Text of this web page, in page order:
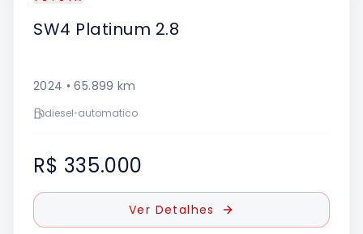
SW4 Platinum 2.8
2024 •65.899 km
diesel•automatico
R$ 335.000
Ver Detalhes